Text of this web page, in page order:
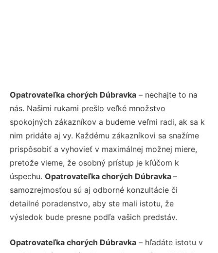
Opatrovateľka chorých Dúbravka – nechajte to na
nás. Našimi rukami prešlo veľké množstvo
spokojných zákazníkov a budeme veľmi radi, ak sa k
nim pridáte aj vy. Každému zákazníkovi sa snažíme
prispôsobiť a vyhovieť v maximálnej možnej miere,
pretože vieme, že osobný prístup je kľúčom k
úspechu. Opatrovateľka chorých Dúbravka –
samozrejmosťou sú aj odborné konzultácie či
detailné poradenstvo, aby ste mali istotu, že
výsledok bude presne podľa vašich predstáv.
Opatrovateľka chorých Dúbravka – hľadáte istotu v